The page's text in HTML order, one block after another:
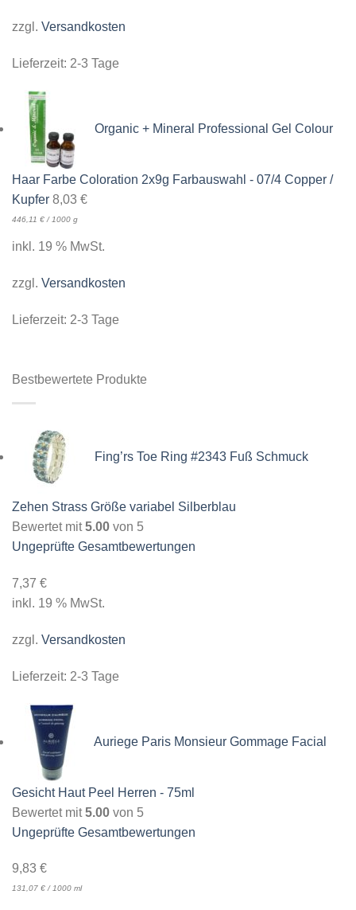
zzgl. Versandkosten
Lieferzeit: 2-3 Tage
Organic + Mineral Professional Gel Colour
Haar Farbe Coloration 2x9g Farbauswahl - 07/4 Copper /
Kupfer 8,03 €
446,11 € / 1000 g
inkl. 19 % MwSt.
zzgl. Versandkosten
Lieferzeit: 2-3 Tage
Bestbewertete Produkte
Fing’rs Toe Ring #2343 Fuß Schmuck
Zehen Strass Größe variabel Silberblau
Bewertet mit5.00 von 5
Ungeprüfte Gesamtbewertungen
7,37 €
inkl. 19 % MwSt.
zzgl. Versandkosten
Lieferzeit: 2-3 Tage
Auriege Paris Monsieur Gommage Facial
Gesicht Haut Peel Herren - 75ml
Bewertet mit5.00 von 5
Ungeprüfte Gesamtbewertungen
9,83 €
131,07 €/1000 ml